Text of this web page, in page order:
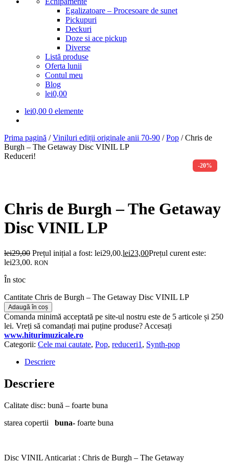
Egalizatoare – Procesoare de sunet
Pickupuri
Deckuri
Doze si ace pickup
Diverse
Listă produse
Oferta lunii
Contul meu
Blog
lei0,00
lei0,00 0 elemente
Prima pagină /Viniluri ediții originale anii 70-90 /Pop /Chris de
Burgh – The Getaway Disc VINIL LP
-20%
Reduceri!
Chris de Burgh – The Getaway
Disc VINIL LP
lei29,00 Prețul inițial a fost: lei29,00.lei23,00Prețul curent este:
lei23,00. RON
În stoc
Cantitate Chris de Burgh – The Getaway Disc VINIL LP
Adaugă în coș
Comanda minimă acceptată pe site-ul nostru este de 5 articole și 250
lei. Vreți să comandați mai puține produse? Accesați
www.hiturimuzicale.ro
Categorii: Cele mai cautate, Pop, reduceri1 , Synth-pop
Descriere
Descriere
Calitate disc: bună – foarte buna
starea copertii buna- foarte buna
Disc VINIL Anticariat : Chris de Burgh – The Getaway